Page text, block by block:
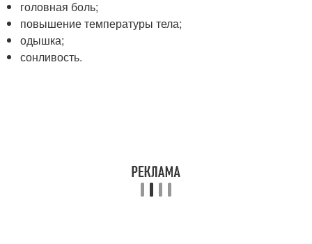
головная боль;
повышение температуры тела;
одышка;
сонливость.